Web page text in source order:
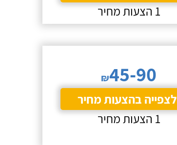
1 הצעות מחיר
₪45-90
לצפייה בהצעות מחיר
1 הצעות מחיר